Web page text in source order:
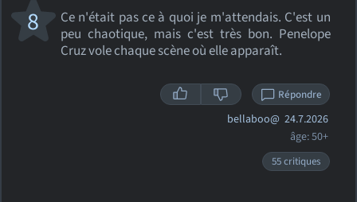
Ce n'était pas ce à quoi je m'attendais. C'est un
peu chaotique, mais c'est très bon. Penelope
Cruz vole chaque scène où elle apparaît.
8
Répondre
bellaboo@ 24.7.2026
âge: 50+
55 critiques